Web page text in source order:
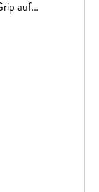
auf
Option für
optimale